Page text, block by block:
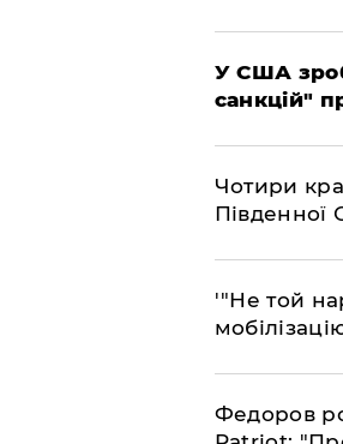
​У США
санкцій"
​Чотири
Південної
​'"Не той
​Федоров